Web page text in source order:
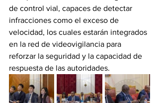
de control vial, capaces de detectar
infracciones como el exceso de
velocidad, los cuales estarán integrados
en la red de videovigilancia para
reforzar la seguridad y la capacidad de
respuesta de las autoridades.